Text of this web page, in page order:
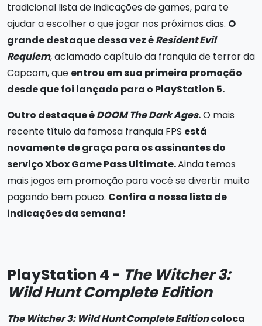
tradicional lista de indicações de games, para te
ajudar a escolher o que jogar nos próximos dias. O
grande destaque dessa vez éResident Evil
Requiem, aclamado capítulo da franquia de terror da
Capcom, que entrou em sua primeira promoção
desde que foi lançado para o PlayStation 5.
Outro destaque éDOOM The Dark Ages.O mais
recente título da famosa franquia FPS está
novamente de graça para os assinantes do
serviço Xbox Game Pass Ultimate.Ainda temos
mais jogos em promoção para você se divertir muito
pagando bem pouco. Confira a nossa lista de
indicações da semana!
PlayStation 4 - The Witcher 3:
Wild Hunt Complete Edition
The Witcher 3: Wild Hunt Complete Editioncoloca